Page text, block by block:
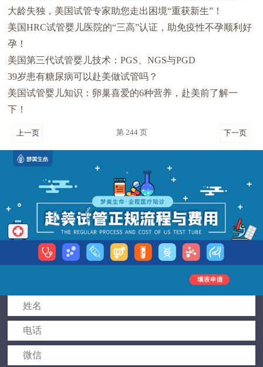
大龄失独，美国试管专家助您走出困境“重获新生”！
美国HRC试管婴儿医院的“三高”认证，助免疫性不孕顺利好
孕！
美国第三代试管婴儿技术：PGS、NGS与PGD
39岁患有糖尿病可以赴美做试管吗？
美国试管婴儿知识：卵巢喜爱的6种营养，赴美前了解一
下！
上一页 第 244 页 下一页